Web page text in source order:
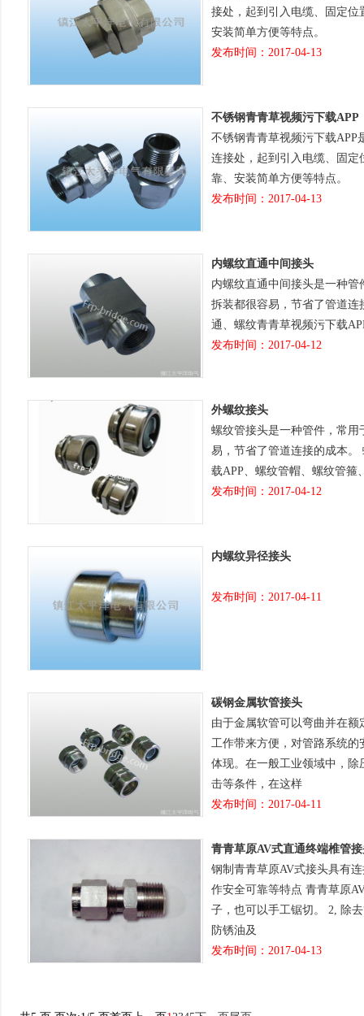
接处，起到引入电缆、固定
安装简单方便等特点。
发布时间：2017-04-13
不锈钢青青草视频污下载APP
不锈钢青青草视频污下载APP
连接处，起到引入电缆、固
靠、安装简单方便等特点。
发布时间：2017-04-13
内螺纹直通中间接头
内螺纹直通中间接头是一种
拆装都很容易，节省了管道
通、螺纹青青草视频污下载
发布时间：2017-04-12
外螺纹接头
螺纹管接头是一种管件，常
易，节省了管道连接的成本
载APP、螺纹管帽、螺纹管箍
发布时间：2017-04-12
内螺纹异径接头
发布时间：2017-04-11
碳钢金属软管接头
由于金属软管可以弯曲并在
工作带来方便，对管路系统
体现。在一般工业领域中，
击等条件，在这样
发布时间：2017-04-11
青青草原AV式直通终端椎管
钢制青青草原AV式接头具有
作安全可靠等特点 青青草原
子，也可以手工锯切。 2, 除
防锈油及
发布时间：2017-04-13